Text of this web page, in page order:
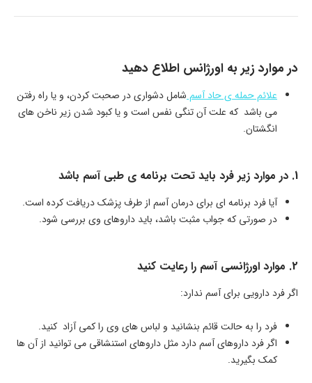
در موارد زیر به اورژانس اطلاع دهید
علائم حمله ی حاد آسمشامل دشواری در صحبت کردن، و یا راه رفتن
می باشد که علت آن تنگی نفس است و یا کبود شدن زیر ناخن های
انگشتان.
1. در موارد زیر فرد باید تحت برنامه ی طبی آسم باشد
آیا فرد برنامه ای برای درمان آسم از طرف پزشک دریافت کرده است.
در صورتی که جواب مثبت باشد، باید داروهای وی بررسی شود.
2. موارد اورژانسی آسم را رعایت کنید
اگر فرد دارویی برای آسم ندارد:
فرد را به حالت قائم بنشانید و لباس های وی را کمی آزاد کنید.
اگر فرد داروهای آسم دارد مثل داروهای استنشاقی می توانید از آن ها
کمک بگیرید.